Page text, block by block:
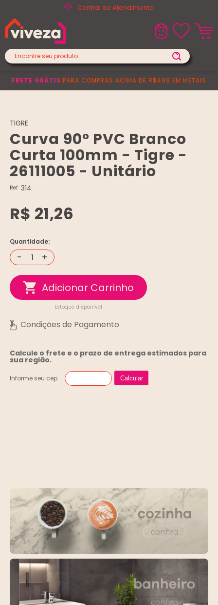
Central de Atendimento
FRETE GRÁTIS PARA COMPRAS ACIMA DE R$499 EM METAIS
TIGRE
Curva 90° PVC Branco
Curta 100mm - Tigre -
26111005 - Unitário
Ref: 314
R$ 21,26
Quantidade:
- +
Estoque disponível
Calcule o frete e o prazo de entrega estimados para
sua região.
Informe seu cep Calcular